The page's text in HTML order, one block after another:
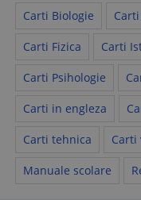
Carti Biologie
Carti Fizica Carti
Carti Psihologie
Carti in engleza
Carti tehnica Carti
Manuale scolare